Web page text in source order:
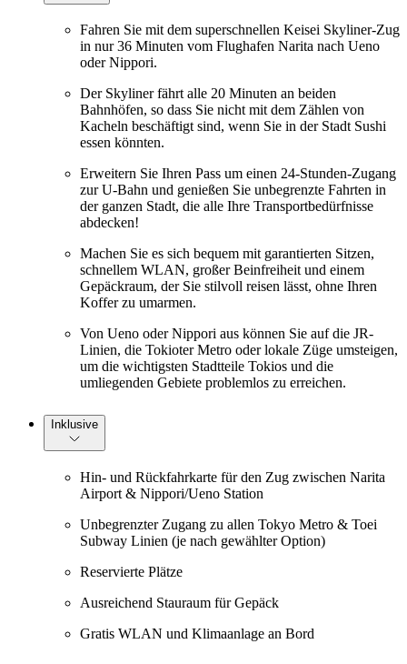
Fahren Sie mit dem superschnellen Keisei Skyliner-Zug
in nur 36 Minuten vom Flughafen Narita nach Ueno
oder Nippori.
Der Skyliner fährt alle 20 Minuten an beiden
Bahnhöfen, so dass Sie nicht mit dem Zählen von
Kacheln beschäftigt sind, wenn Sie in der Stadt Sushi
essen könnten.
Erweitern Sie Ihren Pass um einen 24-Stunden-Zugang
zur U-Bahn und genießen Sie unbegrenzte Fahrten in
der ganzen Stadt, die alle Ihre Transportbedürfnisse
abdecken!
Machen Sie es sich bequem mit garantierten Sitzen,
schnellem WLAN, großer Beinfreiheit und einem
Gepäckraum, der Sie stilvoll reisen lässt, ohne Ihren
Koffer zu umarmen.
Von Ueno oder Nippori aus können Sie auf die JR-
Linien, die Tokioter Metro oder lokale Züge umsteigen,
um die wichtigsten Stadtteile Tokios und die
umliegenden Gebiete problemlos zu erreichen.
Inklusive
Hin- und Rückfahrkarte für den Zug zwischen Narita
Airport & Nippori/Ueno Station
Unbegrenzter Zugang zu allen Tokyo Metro & Toei
Subway Linien (je nach gewählter Option)
Reservierte Plätze
Ausreichend Stauraum für Gepäck
Gratis WLAN und Klimaanlage an Bord